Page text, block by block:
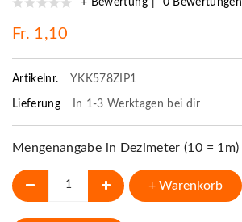
+ Bewertung 0 Bewertungen
Fr. 1,10
Artikelnr. YKK578ZIP1
Lieferung In 1-3 Werktagen bei dir
Mengenangabe in Dezimeter (10 = 1m)
+ Warenkorb